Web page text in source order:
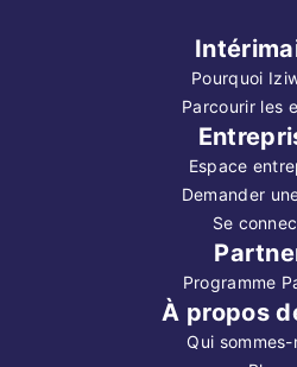
Pourquoi
Parcourir les
Espace
Demander
Se
Programme
À propos
Qui sommes-